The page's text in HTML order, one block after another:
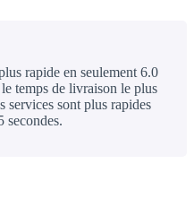
rapide en seulement 6.0
temps de livraison le plus
services sont plus rapides
secondes.